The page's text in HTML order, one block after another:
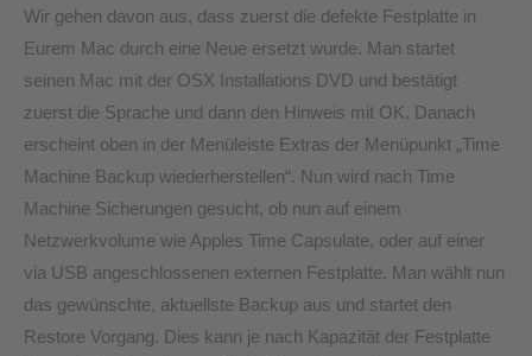
Wir gehen davon aus, dass zuerst die defekte Festplatte in
Eurem Mac durch eine Neue ersetzt wurde. Man startet
seinen Mac mit der OSX Installations DVD und bestätigt
zuerst die Sprache und dann den Hinweis mit OK. Danach
erscheint oben in der Menüleiste Extras der Menüpunkt „Time
Machine Backup wiederherstellen“. Nun wird nach Time
Machine Sicherungen gesucht, ob nun auf einem
Netzwerkvolume wie Apples Time Capsulate, oder auf einer
via USB angeschlossenen externen Festplatte. Man wählt nun
das gewünschte, aktuellste Backup aus und startet den
Restore Vorgang. Dies kann je nach Kapazität der Festplatte